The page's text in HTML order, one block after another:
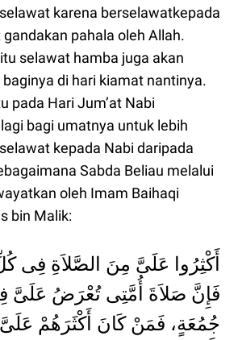
karena berselawatkepada
pahala oleh Allah.
selawat hamba juga akan
baginya di hari kiamat nantinya.
pada Hari Jum’at Nabi
bagi umatnya untuk lebih
kepada Nabi daripada
Sabda Beliau melalui
oleh Imam Baihaqi
bin Malik:
أَكْثِرُوا عَلَىَّ مِنَ الصَّلاَةِ فِى
فَإِنَّ صَلاَةَ أُمَّتِى تُعْرَضُ عَلَىَّ
جُمُعَةٍ، فَمَنْ كَانَ أَكْثَرَهُمْ